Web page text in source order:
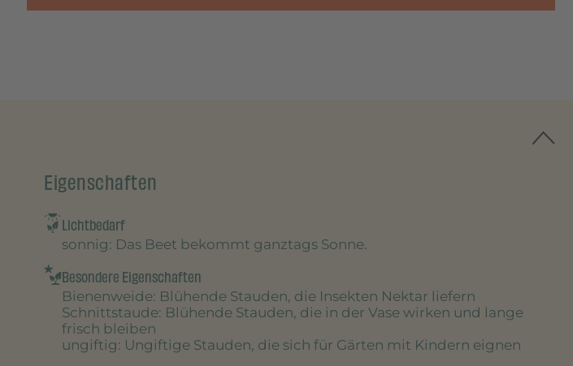
Eigenschaften
Lichtbedarf
sonnig: Das Beet bekommt ganztags Sonne.
Besondere Eigenschaften
Bienenweide: Blühende Stauden, die Insekten Nektar liefern
Schnittstaude: Blühende Stauden, die in der Vase wirken und lange
frisch bleiben
ungiftig: Ungiftige Stauden, die sich für Gärten mit Kindern eignen